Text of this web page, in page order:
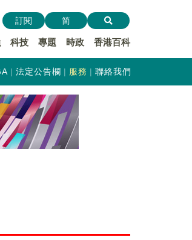
科技 專題 時政 香港百科
訂閱 简
法定公告欄 服務 聯絡我們